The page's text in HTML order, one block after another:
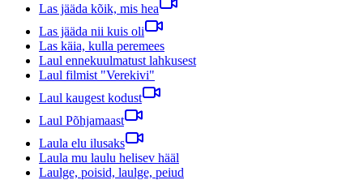
Las jääda kõik, mis hea
Las jääda nii kuis oli
Las käia, kulla peremees
Laul ennekuulmatust lahkusest
Laul filmist "Verekivi"
Laul kaugest kodust
Laul Põhjamaast
Laula elu ilusaks
Laula mu laulu helisev hääl
Laulge, poisid, laulge, peiud